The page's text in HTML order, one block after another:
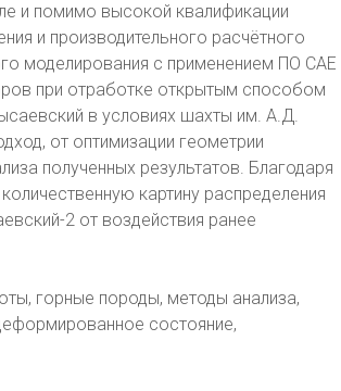
и помимо высокой квалификации
и производительного расчётного
моделирования с применением ПО CAE
при отработке открытым способом
в условиях шахты им. А.Д.
от оптимизации геометрии
полученных результатов. Благодаря
картину распределения
2 от воздействия ранее
горные породы, методы анализа,
состояние,